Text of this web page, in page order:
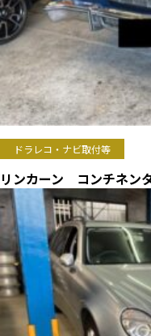
ドラレコ・ナビ取付等
リンカーン コンチネ